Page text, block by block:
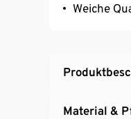
Weiche
Material &